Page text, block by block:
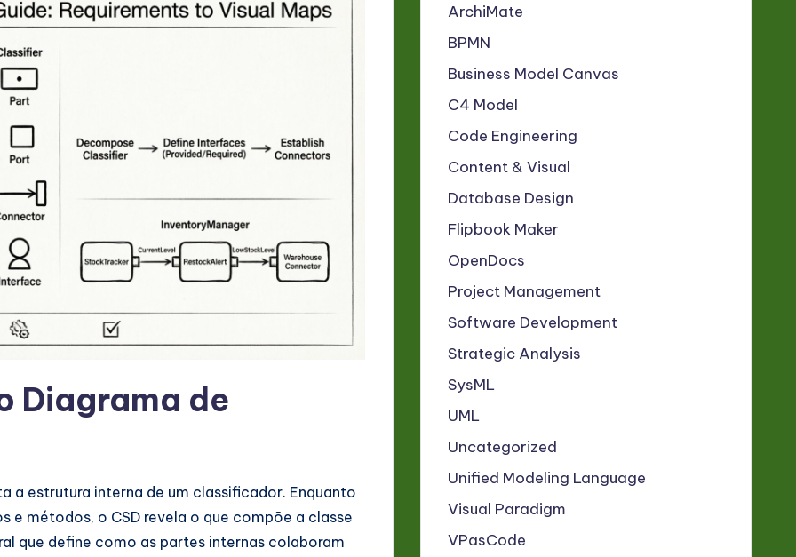
Diagrama de
a estrutura interna de um classificador. Enquanto
e métodos, o CSD revela o que compõe a classe
que define como as partes internas colaboram
ArchiMate
BPMN
Business Model Canvas
C4 Model
Code Engineering
Content & Visual
Database Design
Flipbook Maker
OpenDocs
Project Management
Software Development
Strategic Analysis
SysML
UML
Uncategorized
Unified Modeling Language
Visual Paradigm
VPasCode